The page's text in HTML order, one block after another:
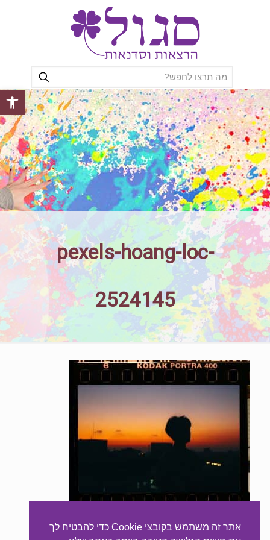
פתח
pexels-hoang-loc-
2524145
אתר זה משתמש בקובצי Cookie כדי להבטיח לך